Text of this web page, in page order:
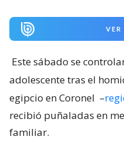
VER
Este sábado se
adolescente tras el
egipcio en Coronel –
recibió puñaladas en
familiar.